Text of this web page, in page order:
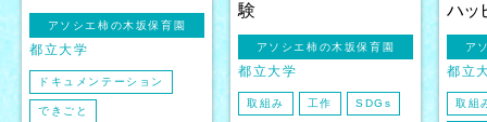
アソシエ柿の木坂保育園
都立大学
ドキュメンテーション
できごと
験
アソシエ柿の木坂保育園
都立大学
取組み 工作 SDGs
ハッ
ア
都立
取組